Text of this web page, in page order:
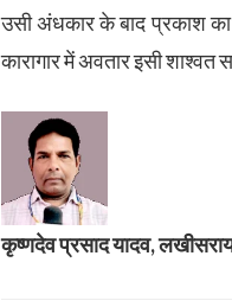
उसी अंधकार के बाद प्रकाश
कारागार में अवतार इसी
कृष्णदेव प्रसाद यादव,